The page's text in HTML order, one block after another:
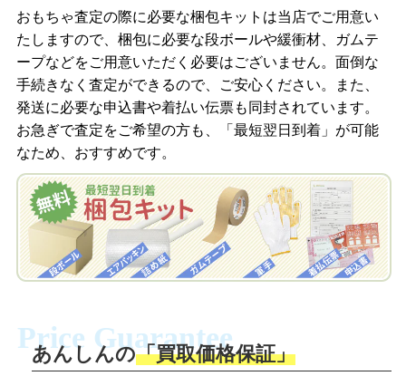
商品を撮影して、査定フォームから画像
を送信します。
梱包キットをメールで申し込み
査定結果をメールで確認し、梱包キット
を申し込みます。梱包キットは送料無料
でお届けします。
自宅でおもちゃを発送・梱包
梱包キットに同封する発送ガイドの手順
送。当店へ無料で発送いただけます。
入金完了
「ジョニージョイLINE査定」を友だちに
追加し、スマートフォンなどのカメラで
撮影したおもちゃの写真をトーク中に送
梱包キットをLINEで申し込み
査定結果をLINEで確認し、梱包キットを
申し込みます。梱包キットは送料無料で
お届けします。
自宅でおもちゃを発送・梱包
ださい。お電話にて集荷依頼を行い発
送。当店へ無料で発送いただけます。
おもちゃ査定の際に必要な梱包キットは当店でご用意い
たしますので、梱包に必要な段ボールや緩衝材、ガムテ
ープなどをご用意いただく必要はございません。面倒な
手続きなく査定ができるので、ご安心ください。また、
発送に必要な申込書や着払い伝票も同封されています。
お急ぎで査定をご希望の方も、「最短翌日到着」が可能
なため、おすすめです。
Price Guarantee
あんしんの「買取価格保証」